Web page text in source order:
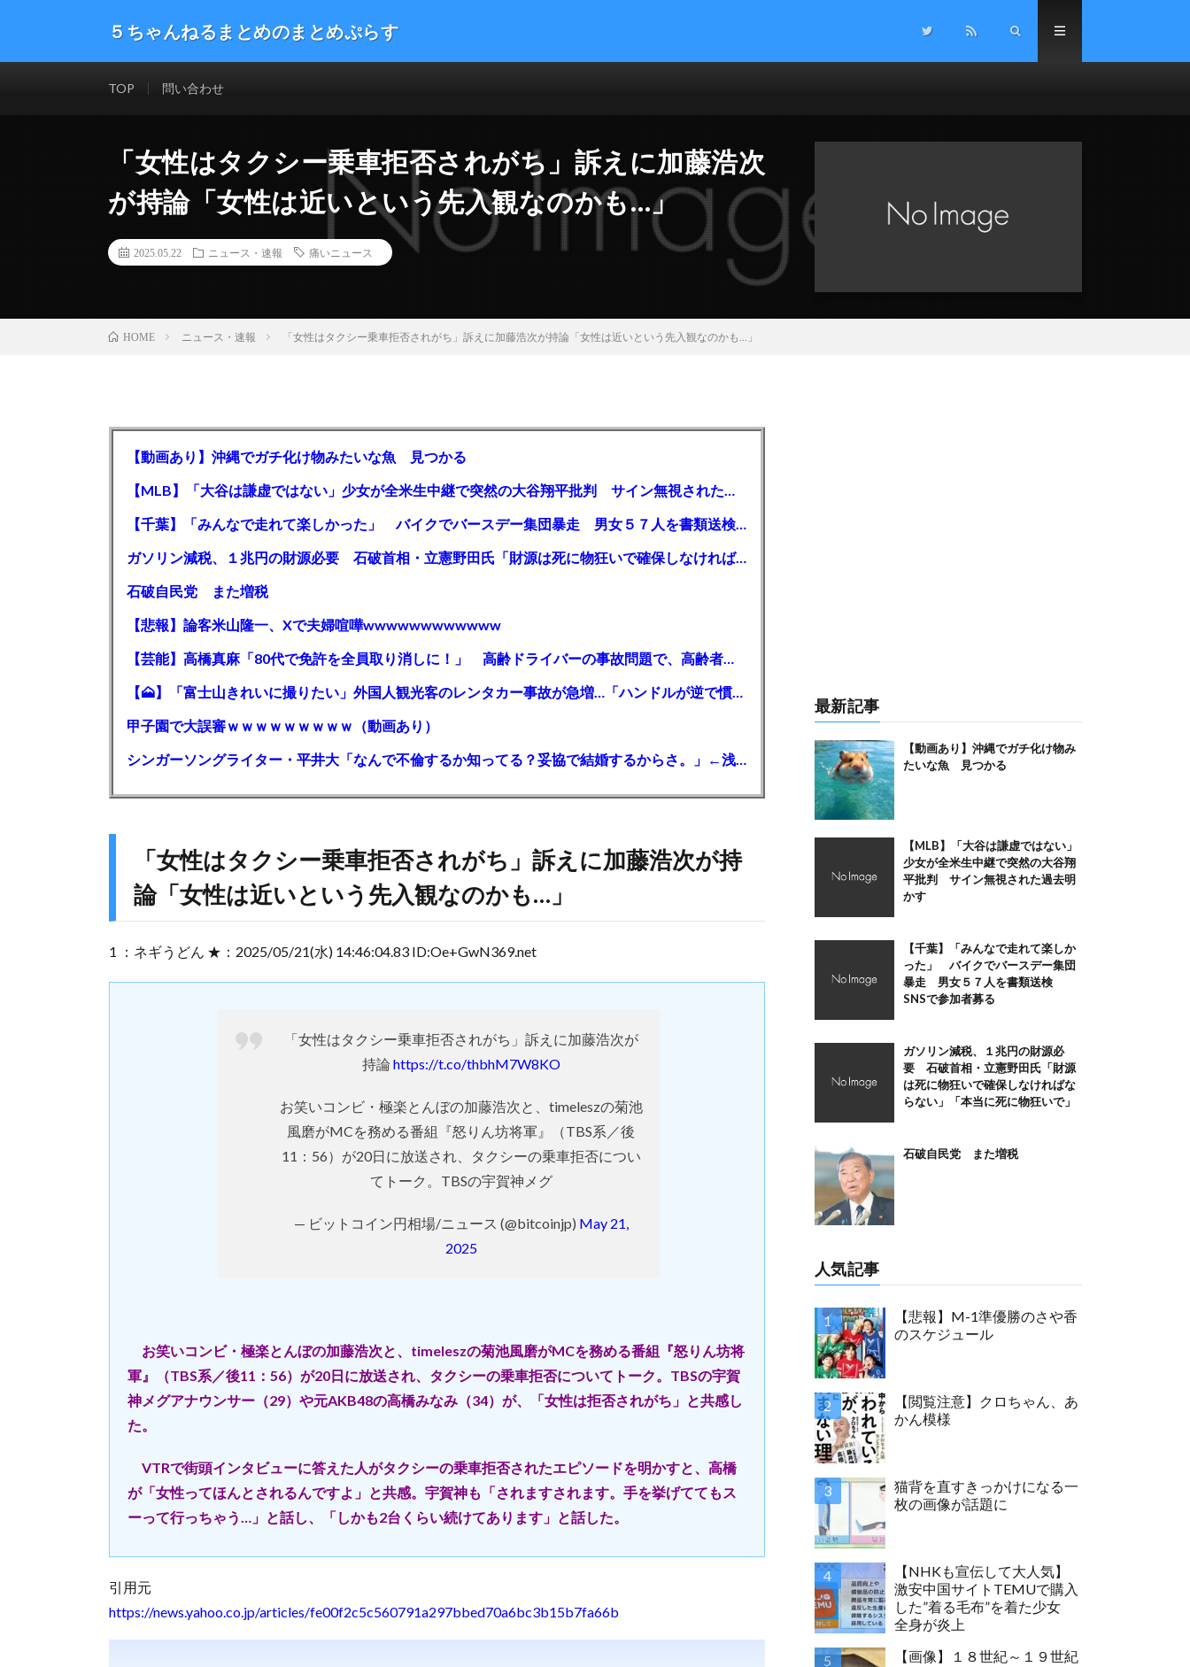
５ちゃんねるまとめのまとめぷらす
した。ネタ・速報 エンタメ 生活 趣味 漫画アニメ ゲーム サイエンス マネー 海外の反応
TOP 問い合わせ
「女性はタクシー乗車拒否されがち」訴えに加藤浩次
が持論「女性は近いという先入観なのかも…」
2025.05.22 ニュース・速報 痛いニュース
HOME ニュース・速報 「女性はタクシー乗車拒否されがち」訴えに加藤浩次が持論「女性は近いという先入観なのかも…」
【動画あり】沖縄でガチ化け物みたいな魚 見つかる
【MLB】「大谷は謙虚ではない」少女が全米生中継で突然の大谷翔平批判 サイン無視された過去明かす
【千葉】「みんなで走れて楽しかった」 バイクでバースデー集団暴走 男女５７人を書類送検 SNSで参加者募る
ガソリン減税、１兆円の財源必要 石破首相・立憲野田氏「財源は死に物狂いで確保しなければならない」「本当に死に物狂いで」
石破自民党 また増税
【悲報】論客米山隆一、Xで夫婦喧嘩wwwwwwwwwwww
【芸能】高橋真麻「80代で免許を全員取り消しに！」 高齢ドライバーの事故問題で、高齢者の運転免許取り消し法を提案
【🗻】「富士山きれいに撮りたい」外国人観光客のレンタカー事故が急増…「ハンドルが逆で慣れず」、道の狭さも
甲子園で大誤審ｗｗｗｗｗｗｗｗｗ（動画あり）
シンガーソングライター・平井大「なんで不倫するか知ってる？妥協で結婚するからさ。」←浅すぎると大炎上
「女性はタクシー乗車拒否されがち」訴えに加藤浩次が持
論「女性は近いという先入観なのかも…」
1 ：ネギうどん ★：2025/05/21(水) 14:46:04.83 ID:Oe+GwN369.net
「女性はタクシー乗車拒否されがち」訴えに加藤浩次が
持論 https://t.co/thbhM7W8KO
お笑いコンビ・極楽とんぼの加藤浩次と、timeleszの菊池
風磨がMCを務める番組『怒りん坊将軍』（TBS系／後
11：56）が20日に放送され、タクシーの乗車拒否につい
てトーク。TBSの宇賀神メグ
— ビットコイン円相場/ニュース (@bitcoinjp) May 21,
2025
お笑いコンビ・極楽とんぼの加藤浩次と、timeleszの菊池風磨がMCを務める番組『怒りん坊将
軍』（TBS系／後11：56）が20日に放送され、タクシーの乗車拒否についてトーク。TBSの宇賀
神メグアナウンサー（29）や元AKB48の高橋みなみ（34）が、「女性は拒否されがち」と共感し
た。
VTRで街頭インタビューに答えた人がタクシーの乗車拒否されたエピソードを明かすと、高橋
が「女性ってほんとされるんですよ」と共感。宇賀神も「されますされます。手を挙げててもス
ーって行っちゃう…」と話し、「しかも2台くらい続けてあります」と話した。
引用元
https://news.yahoo.co.jp/articles/fe00f2c5c560791a297bbed70a6bc3b15b7fa66b
最新記事
【動画あり】沖縄でガチ化け物み
たいな魚 見つかる
【MLB】「大谷は謙虚ではない」
少女が全米生中継で突然の大谷翔
平批判 サイン無視された過去明
かす
【千葉】「みんなで走れて楽しか
った」 バイクでバースデー集団
暴走 男女５７人を書類送検
SNSで参加者募る
ガソリン減税、１兆円の財源必
要 石破首相・立憲野田氏「財源
は死に物狂いで確保しなければな
らない」「本当に死に物狂いで」
石破自民党 また増税
人気記事
【悲報】M-1準優勝のさや香
のスケジュール
【閲覧注意】クロちゃん、あ
かん模様
猫背を直すきっかけになる一
枚の画像が話題に
【NHKも宣伝して大人気】
激安中国サイトTEMUで購入
した”着る毛布”を着た少女
全身が炎上
【画像】１８世紀～１９世紀